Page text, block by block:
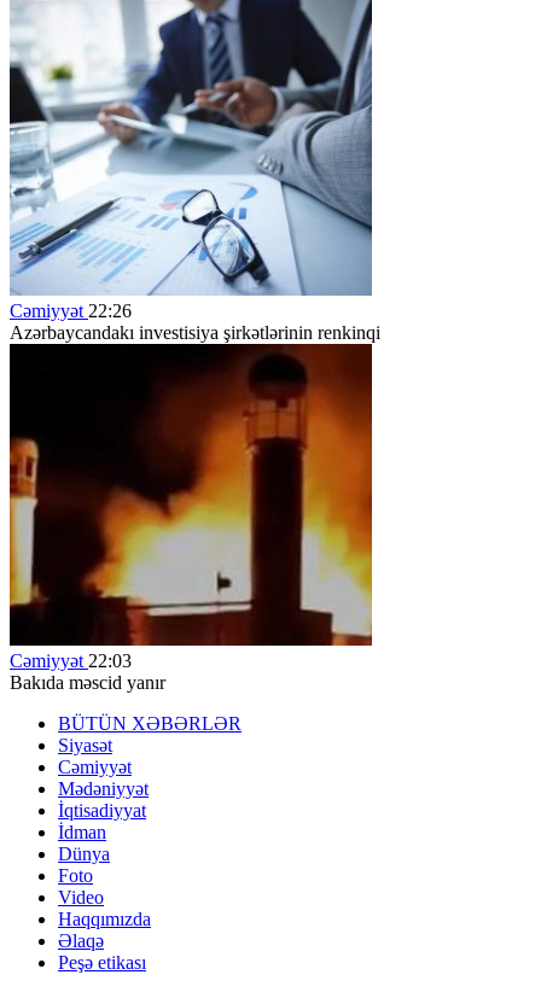
Cəmiyyət 22:26
Azərbaycandakı investisiya şirkətlərinin renkinqi
Cəmiyyət 22:03
Bakıda məscid yanır
BÜTÜN XƏBƏRLƏR
Siyasət
Cəmiyyət
Mədəniyyət
İqtisadiyyat
İdman
Dünya
Foto
Video
Haqqımızda
Əlaqə
Peşə etikası